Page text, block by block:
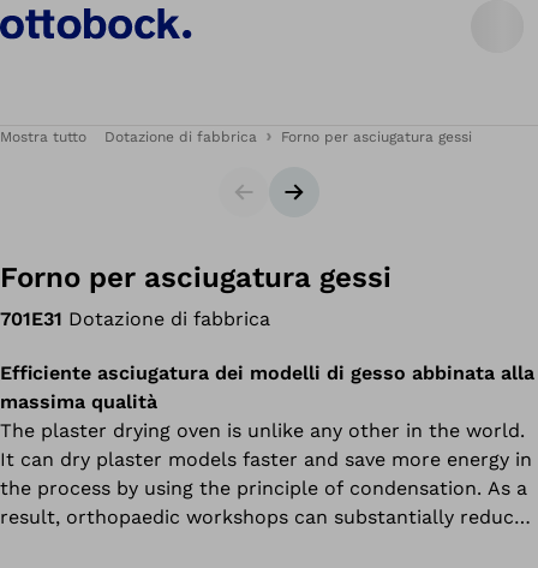
Mostra tutto Dotazione di fabbrica Forno per asciugatura gessi
CursoreSlide successiva
Forno per asciugatura gessi
701E31 Dotazione di fabbrica
Efficiente asciugatura dei modelli di gesso abbinata alla
massima qualità
The plaster drying oven is unlike any other in the world.
It can dry plaster models faster and save more energy in
the process by using the principle of condensation. As a
result, orthopaedic workshops can substantially reduce